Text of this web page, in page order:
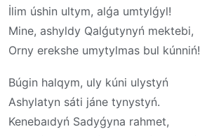
İlim úshin ultym, alǵa umtylǵyl!
Mine, ashyldy Qalǵutynyń mektebi,
Orny erekshe umytylmas bul kúnniń!
Búgin halqym, uly kúni ulystyń
Ashylatyn sáti jáne tynystyń.
Kenebaıdyń Sadyǵyna rahmet,